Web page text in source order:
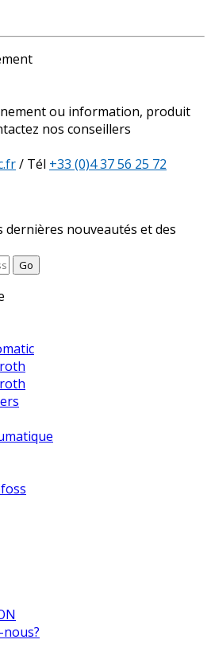
ou information, produit
nos conseillers
/ Tél +33 (0)4 37 56 25 72
dernières nouveautés et des
Go